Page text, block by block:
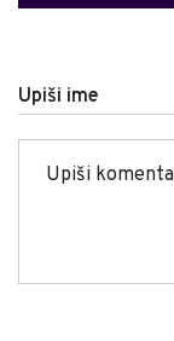
Upiši ime